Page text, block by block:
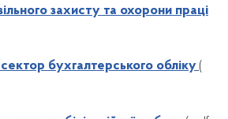
захисту та охорони праці
бухгалтерського обліку (